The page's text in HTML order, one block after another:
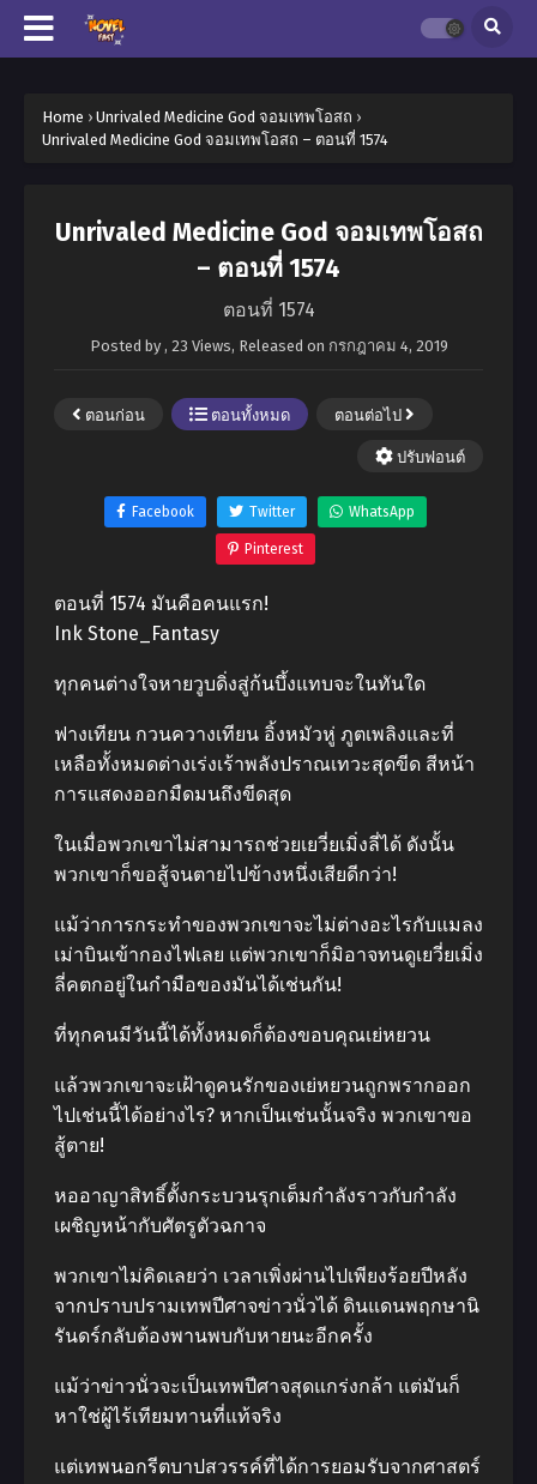
Home › Unrivaled Medicine God จอมเทพโอสถ ›
Unrivaled Medicine God จอมเทพโอสถ – ตอนที่ 1574
Unrivaled Medicine God จอมเทพโอสถ
– ตอนที่ 1574
ตอนที่ 1574
Posted by , 23 Views, Released on กรกฎาคม 4, 2019
ตอนก่อน ตอนทั้งหมด ตอนต่อไป
ปรับฟอนต์
Facebook Twitter WhatsApp
Pinterest
ตอนที่ 1574 มันคือคนแรก!
Ink Stone_Fantasy
ทุกคนต่างใจหายวูบดิ่งสู่ก้นบึ้งแทบจะในทันใด
ฟางเทียน กวนควางเทียน อิ้งหมัวหู่ ภูตเพลิงและที่
เหลือทั้งหมดต่างเร่งเร้าพลังปราณเทวะสุดขีด สีหน้า
การแสดงออกมืดมนถึงขีดสุด
ในเมื่อพวกเขาไม่สามารถช่วยเยวี่ยเมิ่งลี่ได้ ดังนั้น
พวกเขาก็ขอสู้จนตายไปข้างหนึ่งเสียดีกว่า!
แม้ว่าการกระทำของพวกเขาจะไม่ต่างอะไรกับแมลง
เม่าบินเข้ากองไฟเลย แต่พวกเขาก็มิอาจทนดูเยวี่ยเมิ่ง
ลี่คตกอยู่ในกำมือของมันได้เช่นกัน!
ที่ทุกคนมีวันนี้ได้ทั้งหมดก็ต้องขอบคุณเย่หยวน
แล้วพวกเขาจะเฝ้าดูคนรักของเย่หยวนถูกพรากออก
ไปเช่นนี้ได้อย่างไร? หากเป็นเช่นนั้นจริง พวกเขาขอ
สู้ตาย!
หออาญาสิทธิ์ตั้งกระบวนรุกเต็มกำลังราวกับกำลัง
เผชิญหน้ากับศัตรูตัวฉกาจ
พวกเขาไม่คิดเลยว่า เวลาเพิ่งผ่านไปเพียงร้อยปีหลัง
จากปราบปรามเทพปีศาจข่าวนั่วได้ ดินแดนพฤกษานิ
รันดร์กลับต้องพานพบกับหายนะอีกครั้ง
แม้ว่าข่าวนั่วจะเป็นเทพปีศาจสุดแกร่งกล้า แต่มันก็
หาใช่ผู้ไร้เทียมทานที่แท้จริง
แต่เทพนอกรีตบาปสวรรค์ที่ได้การยอมรับจากศาสตร์